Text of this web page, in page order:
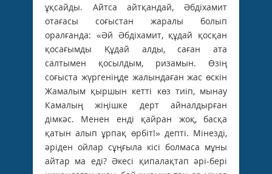
ұқсайды. Айтса айтқандай, Әбдіхамит
отағасы соғыстан жаралы болып
оралғанда: «Әй Әбдіхамит, құдай қосқан
қосағымды Құдай алды, саған ата
салтымен қосылдым, ризамын. Өзің
соғыста жүргеніңде жалындаған жас өскін
Жамалым қыршын кетті көз тиіп, мынау
Камалың жіңішке дерт айналдырған
дімкәс. Менен енді қайран жоқ, басқа
қатын алып ұрпақ өрбіт!» депті. Мінезді,
әріден ойлар сұңғыла кісі болмаса мұны
айтар ма еді? Әкесі қипалақтап әрі-бері